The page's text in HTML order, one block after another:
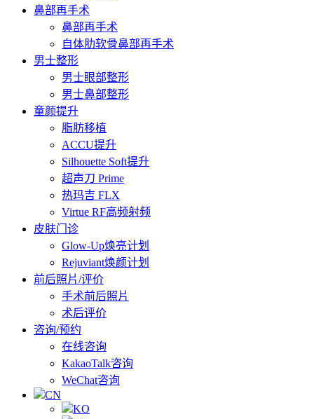
鼻部再手术
鼻部再手术
自体肋软骨鼻部再手术
男士整形
男士眼部整形
男士鼻部整形
童颜提升
脂肪移植
ACCU提升
Silhouette Soft提升
超声刀 Prime
热玛吉 FLX
Virtue RF高频射频
皮肤门诊
Glow-Up焕亮计划
Rejuviant焕颜计划
前后照片/评价
手术前后照片
术后评价
咨询/预约
在线咨询
KakaoTalk咨询
WeChat咨询
CN
KO